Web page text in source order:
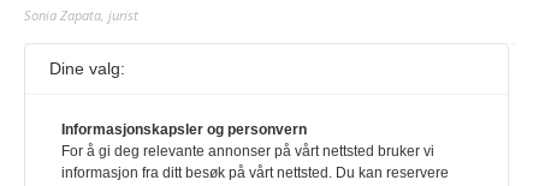
Sonia Zapata, jurist
117,8 millioner er på flukt, en nedgang fra forrige
1. august 2026
Ville ha tilsvart verdens trettende største land i folketall. For å lese
Dine valg:
Informasjonskapsler og personvern
For å gi deg relevante annonser på vårt nettsted bruker vi
informasjon fra ditt besøk på vårt nettsted. Du kan reservere